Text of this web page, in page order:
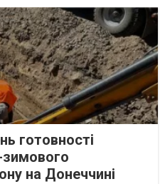
готовності
зимового
на Донеччині